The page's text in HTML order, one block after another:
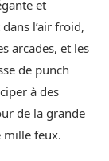
et
l’air froid,
arcades, et les
de punch
à des
de la grande
feux.